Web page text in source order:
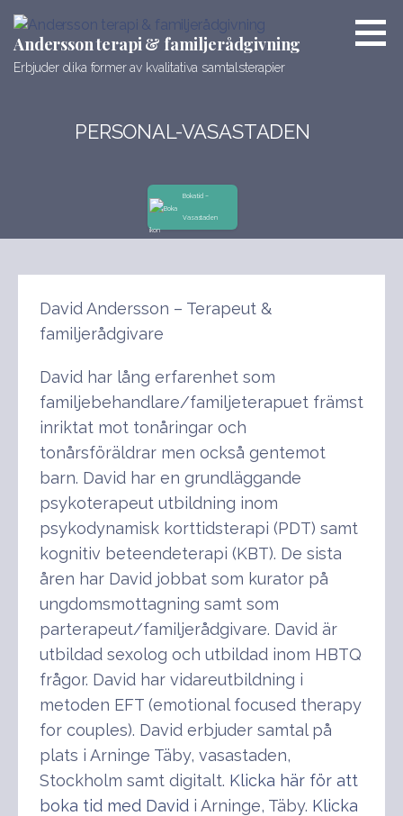
till
innehåll
Andersson terapi & familjerådgivning
Erbjuder olika former av kvalitativa samtalsterapier
PERSONAL-VASASTADEN
Boka tid –
Vasastaden
David Andersson – Terapeut &
familjerådgivare
David har lång erfarenhet som
familjebehandlare/familjeterapuet främst
inriktat mot tonåringar och
tonårsföräldrar men också gentemot
barn. David har en grundläggande
psykoterapeut utbildning inom
psykodynamisk korttidsterapi (PDT) samt
kognitiv beteendeterapi (KBT). De sista
åren har David jobbat som kurator på
ungdomsmottagning samt som
parterapeut/familjerådgivare. David är
utbildad sexolog och utbildad inom HBTQ
frågor. David har vidareutbildning i
metoden EFT (emotional focused therapy
for couples). David erbjuder samtal på
plats i Arninge Täby, vasastaden,
Stockholm samt digitalt. Klicka här för att
boka tid med David i Arninge, Täby. Klicka